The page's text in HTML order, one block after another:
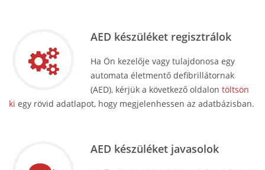
AED készüléket regisztrálok
Ha Ön kezelője vagy tulajdonosa egy
automata életmentő defibrillátornak
(AED), kérjük a következő oldalon töltsön
ki egy rövid adatlapot, hogy megjelenhessen az adatbázisban.
AED készüléket javasolok